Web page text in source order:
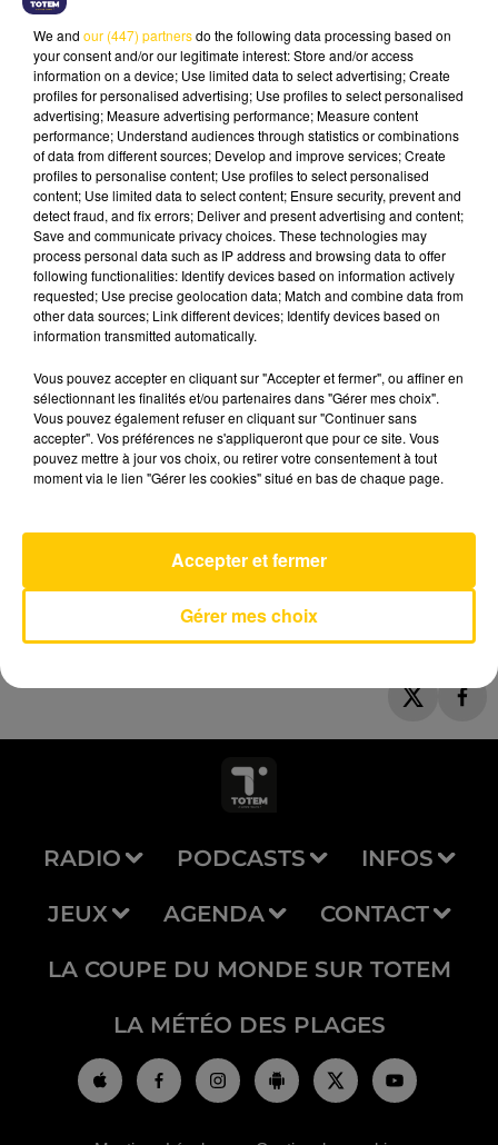
Lecture (4 min 6 sec)
12 décembre 2025 - 4 min 6 sec
L'INFO DU LOT À CAHORS DU 12/12/25
À 07H30
L'info du Lot à Cahors
GRACIE ABRAMS
AVEYRON NORD
RADIO PODCASTS INFOS
JEUX AGENDA CONTACT
LA COUPE DU MONDE SUR TOTEM
LA MÉTÉO DES PLAGES
We and our (447) partnersdo the following data processing based on
your consent and/or our legitimate interest: Store and/or access
information on a device; Use limited data to select advertising; Create
profiles for personalised advertising; Use profiles to select personalised
advertising; Measure advertising performance; Measure content
performance; Understand audiences through statistics or combinations
of data from different sources; Develop and improve services; Create
profiles to personalise content; Use profiles to select personalised
content; Use limited data to select content; Ensure security, prevent and
detect fraud, and fix errors; Deliver and present advertising and content;
Save and communicate privacy choices. These technologies may
process personal data such as IP address and browsing data to offer
following functionalities: Identify devices based on information actively
requested; Use precise geolocation data; Match and combine data from
other data sources; Link different devices; Identify devices based on
information transmitted automatically.
Vous pouvez accepter en cliquant sur "Accepter et fermer", ou affiner en
sélectionnant les finalités et/ou partenaires dans "Gérer mes choix".
Vous pouvez également refuser en cliquant sur "Continuer sans
accepter". Vos préférences ne s'appliqueront que pour ce site. Vous
pouvez mettre à jour vos choix, ou retirer votre consentement à tout
moment via le lien "Gérer les cookies" situé en bas de chaque page.
Gérer mes choix
Accepter et fermer